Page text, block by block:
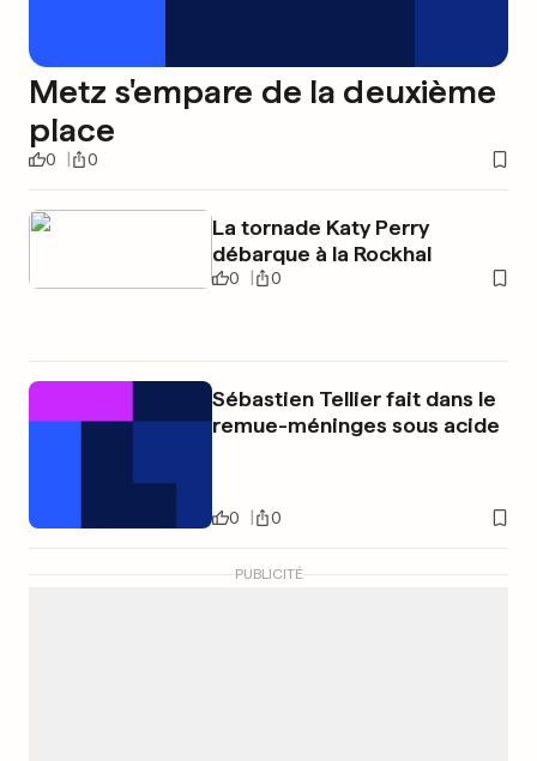
Metz s'empare de la deuxième
place
0 0
La tornade Katy Perry
débarque à la Rockhal
0 0
Sébastien Tellier fait dans le
remue-méninges sous acide
0 0
PUBLICITÉ